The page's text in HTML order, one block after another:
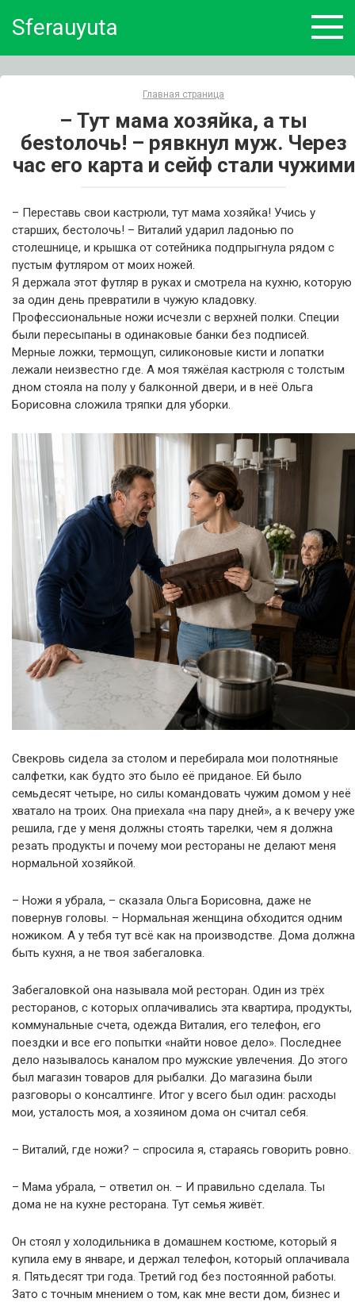
Sferauyuta
Главная страница
– Тут мама хозяйка, а ты
беstолочь! – рявкнул муж. Через
час его карта и сейф стали чужими
– Переставь свои кастрюли, тут мама хозяйка! Учись у
старших, бестолочь! – Виталий ударил ладонью по
столешнице, и крышка от сотейника подпрыгнула рядом с
пустым футляром от моих ножей.
Я держала этот футляр в руках и смотрела на кухню, которую
за один день превратили в чужую кладовку.
Профессиональные ножи исчезли с верхней полки. Специи
были пересыпаны в одинаковые банки без подписей.
Мерные ложки, термощуп, силиконовые кисти и лопатки
лежали неизвестно где. А моя тяжёлая кастрюля с толстым
дном стояла на полу у балконной двери, и в неё Ольга
Борисовна сложила тряпки для уборки.
Свекровь сидела за столом и перебирала мои полотняные
салфетки, как будто это было её приданое. Ей было
семьдесят четыре, но силы командовать чужим домом у неё
хватало на троих. Она приехала «на пару дней», а к вечеру уже
решила, где у меня должны стоять тарелки, чем я должна
резать продукты и почему мои рестораны не делают меня
нормальной хозяйкой.
– Ножи я убрала, – сказала Ольга Борисовна, даже не
повернув головы. – Нормальная женщина обходится одним
ножиком. А у тебя тут всё как на производстве. Дома должна
быть кухня, а не твоя забегаловка.
Забегаловкой она называла мой ресторан. Один из трёх
ресторанов, с которых оплачивались эта квартира, продукты,
коммунальные счета, одежда Виталия, его телефон, его
поездки и все его попытки «найти новое дело». Последнее
дело называлось каналом про мужские увлечения. До этого
был магазин товаров для рыбалки. До магазина были
разговоры о консалтинге. Итог у всего был один: расходы
мои, усталость моя, а хозяином дома он считал себя.
– Виталий, где ножи? – спросила я, стараясь говорить ровно.
– Мама убрала, – ответил он. – И правильно сделала. Ты
дома не на кухне ресторана. Тут семья живёт.
Он стоял у холодильника в домашнем костюме, который я
купила ему в январе, и держал телефон, который оплачивала
я. Пятьдесят три года. Третий год без постоянной работы.
Зато с точным мнением о том, как мне вести дом, бизнес и